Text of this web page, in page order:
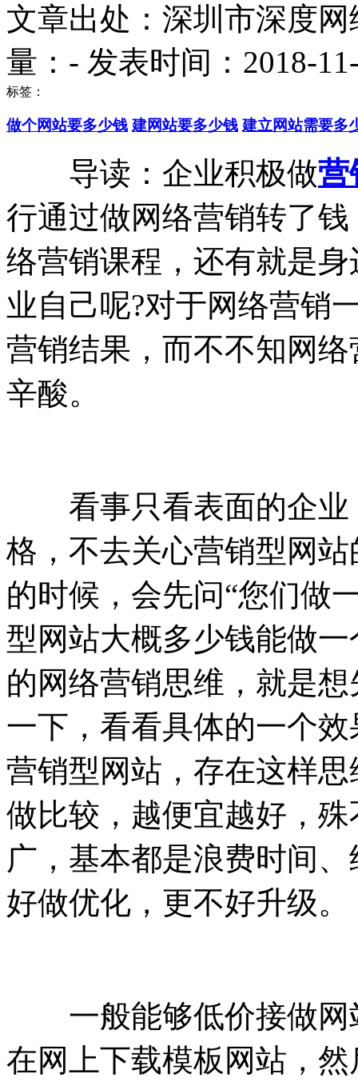
文章出处：深圳市深度
量： - 发表时间：2018-
标签：
做个网站要多少钱 建网站要多少钱 建立网站需要多
导读：企业积极做营
行通过做网络营销转了
络营销课程，还有就是
业自己呢?对于网络营销
营销结果，而不不知网
辛酸。
看事只看表面的企业
格，不去关心营销型网
的时候，会先问“您们做
型网站大概多少钱能做
的网络营销思维，就是
一下，看看具体的一个
营销型网站，存在这样
做比较，越便宜越好，
广，基本都是浪费时间
好做优化，更不好升级。
一般能够低价接做网
在网上下载模板网站，